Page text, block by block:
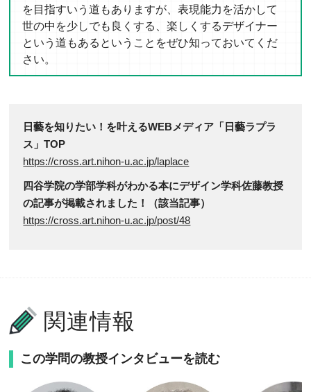
を目指すいう道もありますが、表現能力を活かして
世の中を少しでも良くする、楽しくするデザイナー
という道もあるということをぜひ知っておいてくだ
さい。
日藝を知りたい！を叶えるWEBメディア「日藝ラプラ
ス」TOP
https://cross.art.nihon-u.ac.jp/laplace
四谷学院の学部学科がわかる本にデザイン学科佐藤教授
の記事が掲載されました！（該当記事）
https://cross.art.nihon-u.ac.jp/post/48
関連情報
この学問の教授インタビューを読む